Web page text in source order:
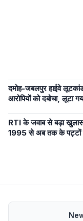
दमोह-जबलपुर हाईवे
आरोपियों को दबोचा, लूटा
RTI के जवाब से बड़ा
1995 से अब तक के पट्टों